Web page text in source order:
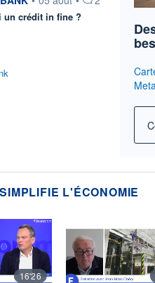
un crédit in fine ?
L'ÉCONOMIE
16'26